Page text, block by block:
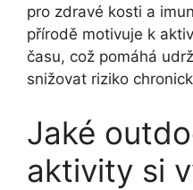
pro zdravé kosti a
přírodě motivuje k
času, což pomáhá
snižovat riziko
Jaké
aktivity si